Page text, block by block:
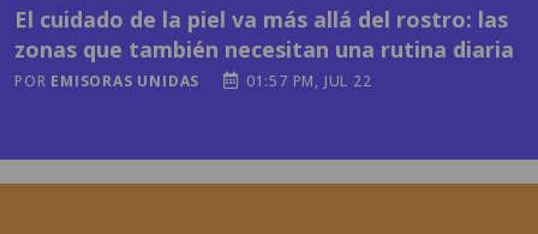
El cuidado de la piel va más allá del rostro: las
zonas que también necesitan una rutina diaria
POR EMISORAS UNIDAS 01:57 PM, JUL 22